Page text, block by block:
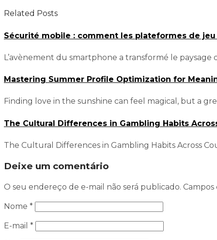
Related Posts
Sécurité mobile : comment les plateformes de
L’avènement du smartphone a transformé le paysage
Mastering Summer Profile Optimization for
Finding love in the sunshine can feel magical, but a
The Cultural Differences in Gambling Habits
The Cultural Differences in Gambling Habits Across
Deixe um comentário
O seu endereço de e-mail não será publicado.
Nome *
E-mail *